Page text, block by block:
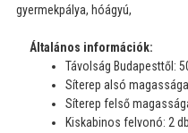
gyermekpálya, hóágyú,
Általános információk:
Távolság Budapesttől:
Síterep alsó
Síterep felső
Kiskabinos felvonó: 2 db